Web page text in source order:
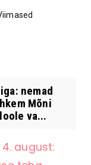
nemad
Mõni
va...
august: